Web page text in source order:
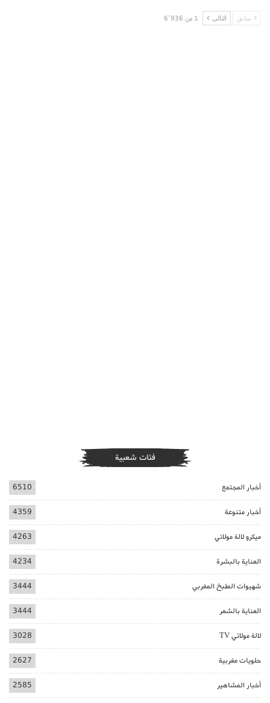
سابق التالى 1 من 6٬936
فئات شعبية
أخبار المجتمع 6510
أخبار متنوعة 4359
ميكرو لالة مولاتي 4263
العناية بالبشرة 4234
شهيوات الطبخ المغربي 3444
العناية بالشعر 3444
لالة مولاتي TV 3028
حلويات مغربية 2627
أخبار المشاهير 2585